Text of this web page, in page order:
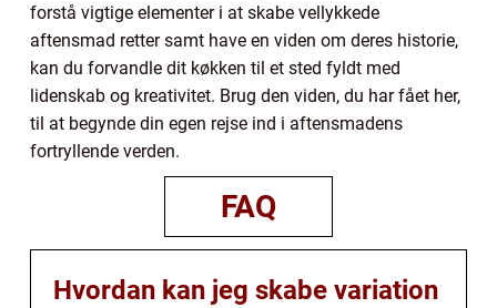
forstå vigtige elementer i at skabe vellykkede
aftensmad retter samt have en viden om deres historie,
kan du forvandle dit køkken til et sted fyldt med
lidenskab og kreativitet. Brug den viden, du har fået her,
til at begynde din egen rejse ind i aftensmadens
fortryllende verden.
FAQ
Hvordan kan jeg skabe variation